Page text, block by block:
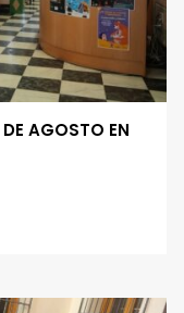
DE AGOSTO EN